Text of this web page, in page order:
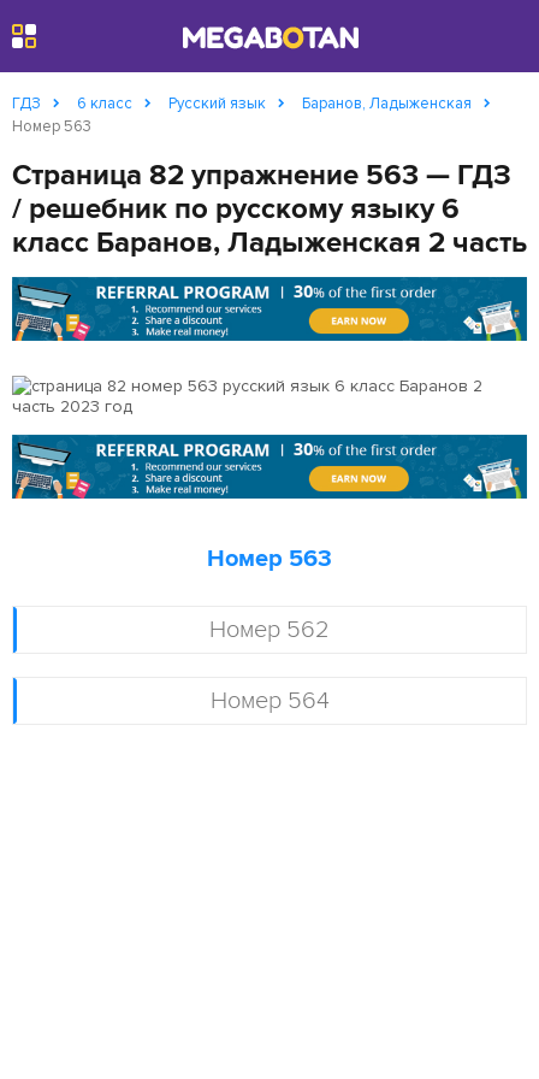
ГДЗ 6 класс Русский язык
Баранов, Ладыженская
Номер 563
Страница 82 упражнение 563 — ГДЗ
/ решебник по русскому языку 6
класс Баранов, Ладыженская 2 часть
Номер 562
Номер 564
Номер 563